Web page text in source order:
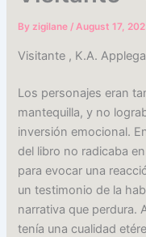
Byzigilane/August 17,
Visitante , K.A.
Los personajes eran
mantequilla, y no
inversión emocional.
del libro no radicaba
para evocar una
un testimonio de la
narrativa que perdura.
tenía una cualidad